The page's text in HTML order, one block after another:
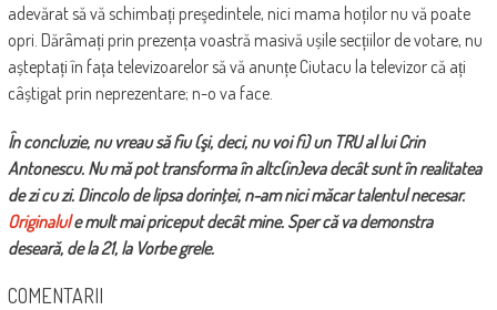
adevărat să vă schimbați preşedintele, nici mama hoților nu vă poate
opri. Dărâmați prin prezența voastră masivă ușile secțiilor de votare, nu
așteptați în fața televizoarelor să vă anunțe Ciutacu la televizor că ați
câștigat prin neprezentare; n-o va face.
În concluzie, nu vreau să fiu (şi, deci, nu voi fi) un TRU al lui Crin
Antonescu. Nu mă pot transforma în altc(in)eva decât sunt în realitatea
de zi cu zi. Dincolo de lipsa dorinţei, n-am nici măcar talentul necesar.
Originalule mult mai priceput decât mine. Sper că va demonstra
deseară, de la 21, la Vorbe grele.
COMENTARII